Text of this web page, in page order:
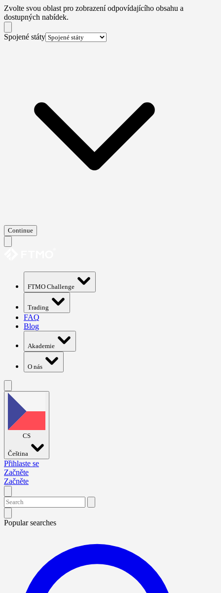
Zvolte svou oblast pro zobrazení odpovídajícího obsahu a
dostupných nabídek.
Spojené státy
Continue
FTMO Challenge
Trading
FAQ
Blog
Akademie
O nás
CS
Čeština
Přihlaste se
Začněte
Začněte
Popular searches